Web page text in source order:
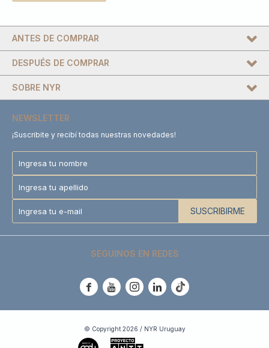
DESPUÉS DE COMPRAR
SOBRE NYR
ANTES DE COMPRAR
NEWSLETTER
¡Suscribite y recibí todas nuestras novedades!
SUSCRIBIRME
SEGUINOS EN REDES
    
© Copyright 2026 / NYR Uruguay